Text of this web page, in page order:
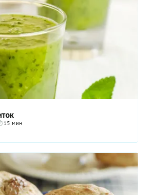
15 мин